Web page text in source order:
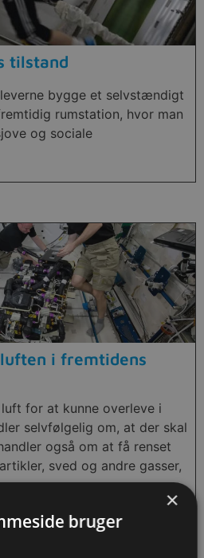
tilstand
bygge et selvstændigt
rumstation, hvor man
og sociale
i fremtidens
for at kunne overleve i
selvfølgelig om, at der skal
også om at få renset
sved og andre gasser,
×
bruger